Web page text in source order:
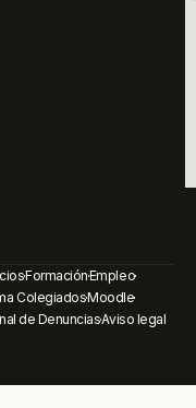
FormaciónEmpleo
ColegiadosMoodle
de DenunciasAviso legal